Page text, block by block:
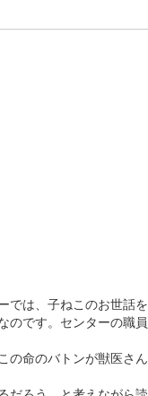
では、子ねこのお世話を
のです。センターの職員
の命のバトンが獣医さん